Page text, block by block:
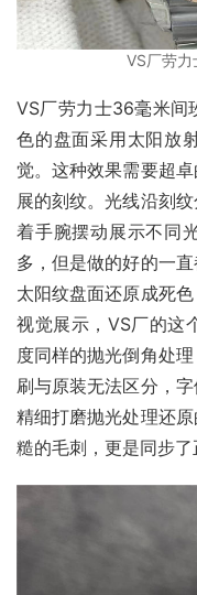
VS厂劳
VS厂劳力士36毫米间
色的盘面采用太阳放
觉。这种效果需要超
展的刻纹。光线沿刻
着手腕摆动展示不同
多，但是做的好的一
太阳纹盘面还原成死
视觉展示，VS厂的这
度同样的抛光倒角处
刷与原装无法区分，
精细打磨抛光处理还
糙的毛刺，更是同步